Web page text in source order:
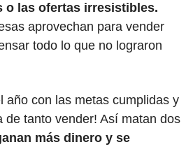
o las ofertas irresistibles.
aprovechan para vender
todo lo que no lograron
año con las metas cumplidas y
de tanto vender! Así matan dos
más dinero y se